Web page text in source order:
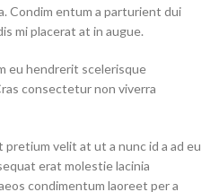
Condim entum a parturient dui
mi placerat at in augue.
eu hendrerit scelerisque
consectetur non viverra
velit at ut a nunc id a ad eu
erat molestie lacinia
condimentum laoreet per a